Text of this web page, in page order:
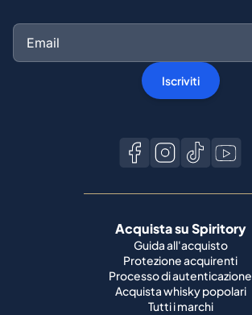
Iscriviti
Acquista su Spiritory
Guida all'acquisto
Protezione acquirenti
Processo di autenticazione
Acquista whisky popolari
Tutti i marchi